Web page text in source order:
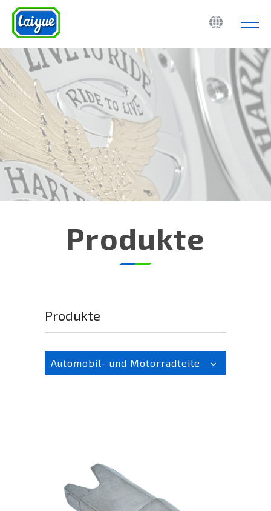
Produkte
Produkte
Automobil- und Motorradteile